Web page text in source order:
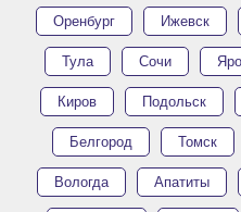
Оренбург Ижевск
Тула Сочи
Киров Подольск
Белгород Томск
Вологда Апатиты